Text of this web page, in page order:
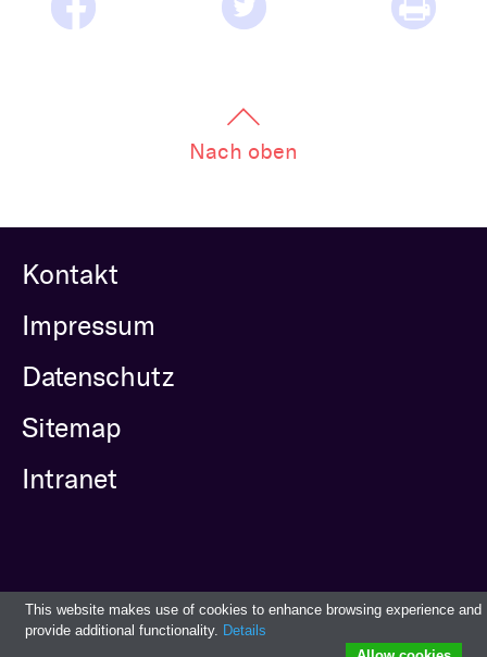
Nach oben
Kontakt
Impressum
Datenschutz
Sitemap
Intranet
This website makes use of cookies to enhance browsing experience and
provide additional functionality. Details